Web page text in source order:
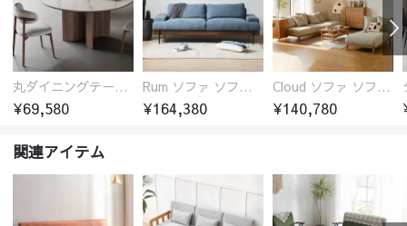
丸ダイニングテーブル セラミック天板 耐熱 キズに強い 丸型 北欧 無垢材 円卓 円型
¥69,580
Rum ソファ ソファー おしゃれ 1人掛け～4人掛け ウォールナットorオーク材フレーム 西海岸風 肘掛
¥164,380
Cloud ソファ ソファーおしゃれ 1人掛け～3人掛け チェリー材フレーム 木製 北欧 おしゃれ 5カラー 自由レイアウト
¥140,780
関連アイテム